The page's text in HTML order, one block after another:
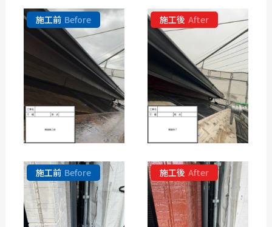
施工前 Before 施工後 After
施工前 Before 施工後 After